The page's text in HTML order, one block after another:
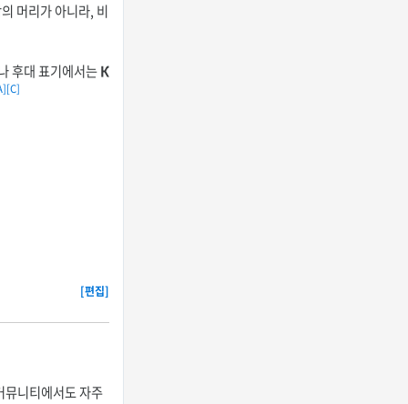
머리가 아니라, 비
후대 표기에서는К
[C]
[편집]
니티에서도 자주